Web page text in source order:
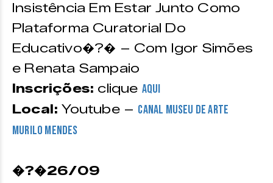
Insistência Em Estar Junto Como
Plataforma Curatorial Do
Educativo�?� – Com Igor Simões
e Renata Sampaio
Inscrições: clique AQUI
Local: Youtube – Canal Museu de Arte
Murilo Mendes
�?�26/09